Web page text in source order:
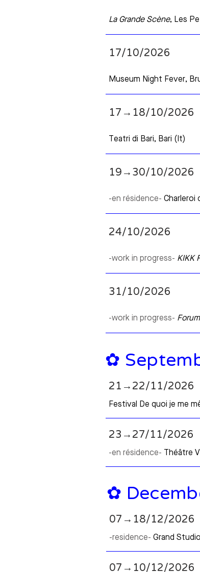
La Grande Scène, Les
17/10/2026
Museum Night Fever,
17→18/10/2026
Teatri di Bari, Bari (It)
19→30/10/2026
-en résidence- Charleroi
24/10/2026
-work in progress- KIKK
31/10/2026
-work in progress-
✿
21→22/11/2026
Festival De quoi je me
23→27/11/2026
-en résidence- Théâtre
✿
07→18/12/2026
-residence- Grand
07→10/12/2026